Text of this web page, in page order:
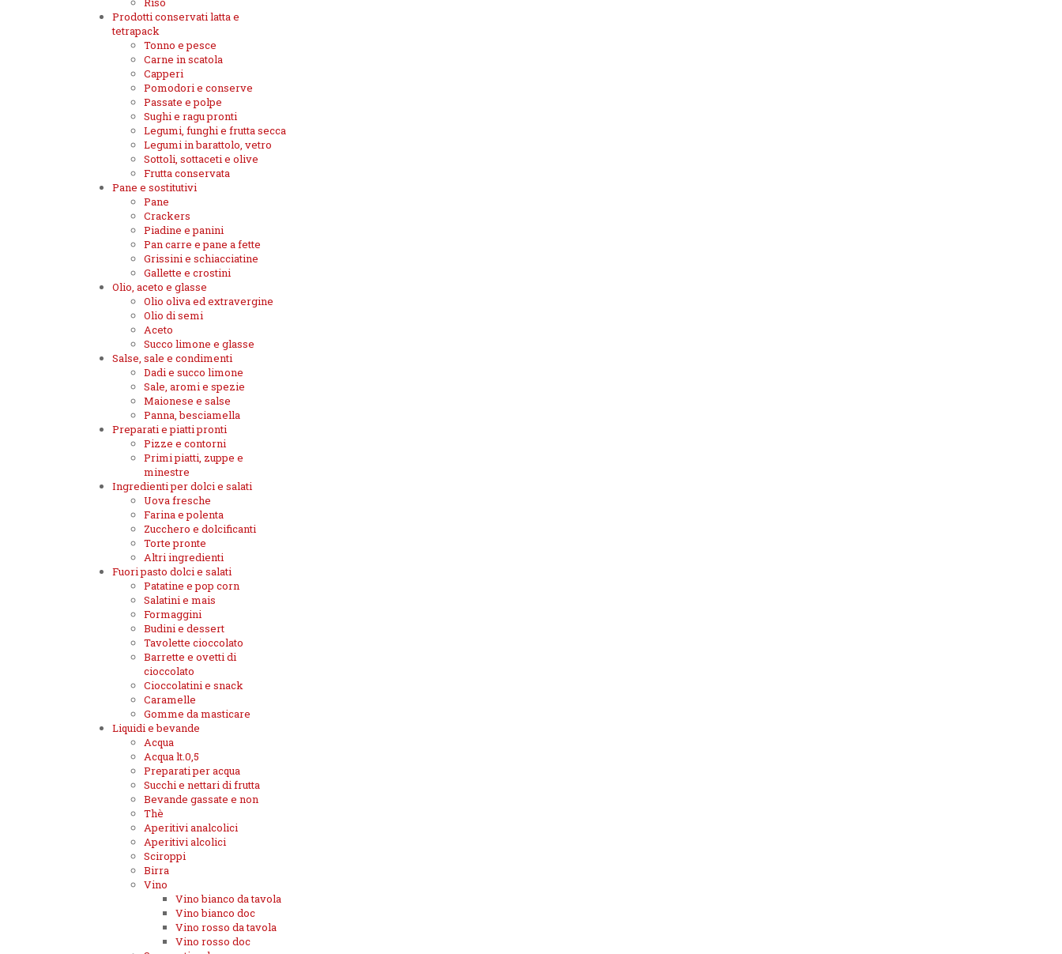
Prodotti conservati latta e
tetrapack
Tonno e pesce
Carne in scatola
Capperi
Pomodori e conserve
Passate e polpe
Sughi e ragu pronti
Legumi, funghi e frutta secca
Legumi in barattolo, vetro
Sottoli, sottaceti e olive
Frutta conservata
Pane e sostitutivi
Pane
Crackers
Piadine e panini
Pan carre e pane a fette
Grissini e schiacciatine
Gallette e crostini
Olio, aceto e glasse
Olio oliva ed extravergine
Olio di semi
Aceto
Succo limone e glasse
Salse, sale e condimenti
Dadi e succo limone
Sale, aromi e spezie
Maionese e salse
Panna, besciamella
Preparati e piatti pronti
Pizze e contorni
Primi piatti, zuppe e
minestre
Ingredienti per dolci e salati
Uova fresche
Farina e polenta
Zucchero e dolcificanti
Torte pronte
Altri ingredienti
Fuori pasto dolci e salati
Patatine e pop corn
Salatini e mais
Formaggini
Budini e dessert
Tavolette cioccolato
Barrette e ovetti di
cioccolato
Cioccolatini e snack
Caramelle
Gomme da masticare
Liquidi e bevande
Acqua
Acqua lt.0,5
Preparati per acqua
Succhi e nettari di frutta
Bevande gassate e non
Thè
Aperitivi analcolici
Aperitivi alcolici
Sciroppi
Birra
Vino
Vino bianco da tavola
Vino bianco doc
Vino rosso da tavola
Vino rosso doc